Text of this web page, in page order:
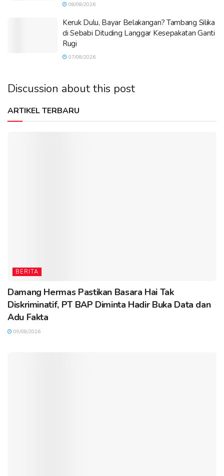
08/08/2026
Keruk Dulu, Bayar Belakangan? Tambang Silika
di Sebabi Dituding Langgar Kesepakatan Ganti
Rugi
07/08/2026
Discussion about this post
ARTIKEL TERBARU
BERITA
Damang Hermas Pastikan Basara Hai Tak
Diskriminatif, PT BAP Diminta Hadir Buka Data dan
Adu Fakta
09/08/2026